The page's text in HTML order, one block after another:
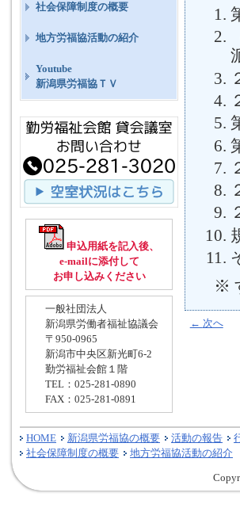
※
← 次へ
社会保障制度の概要
地方労福協活動の紹介
Youtube
新潟県労福協ＴＶ
申込用紙を記入後、
e-mailに添付して
お申し込みください
一般社団法人
新潟県労働者福祉協議会
〒950-0965
新潟市中央区新光町6-2
勤労福祉会館１階
TEL：025-281-0890
FAX：025-281-0891
HOME 新潟県労福協の概要 活動の報告
社会保障制度の概要
地方労福協活動の紹介